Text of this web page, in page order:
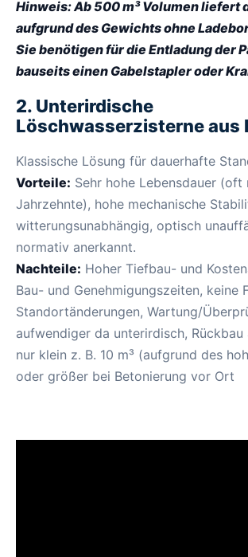
Hinweis: Ab 500 m³ Volumen liefert
aufgrund des Gewichts ohne
Sie benötigen für die Entladung der
bauseits einen Gabelstapler oder
2. Unterirdische
Löschwasserzisterne aus
Klassische Lösung für dauerhafte
Vorteile: Sehr hohe Lebensdauer (oft
Jahrzehnte), hohe mechanische
witterungsunabhängig, optisch
normativ anerkannt.
Nachteile: Hoher Tiefbau- und
Bau- und Genehmigungszeiten, keine
Standortänderungen, Wartung/
aufwendiger da unterirdisch,
nur klein z. B. 10 m³ (aufgrund des
oder größer bei Betonierung vor Ort